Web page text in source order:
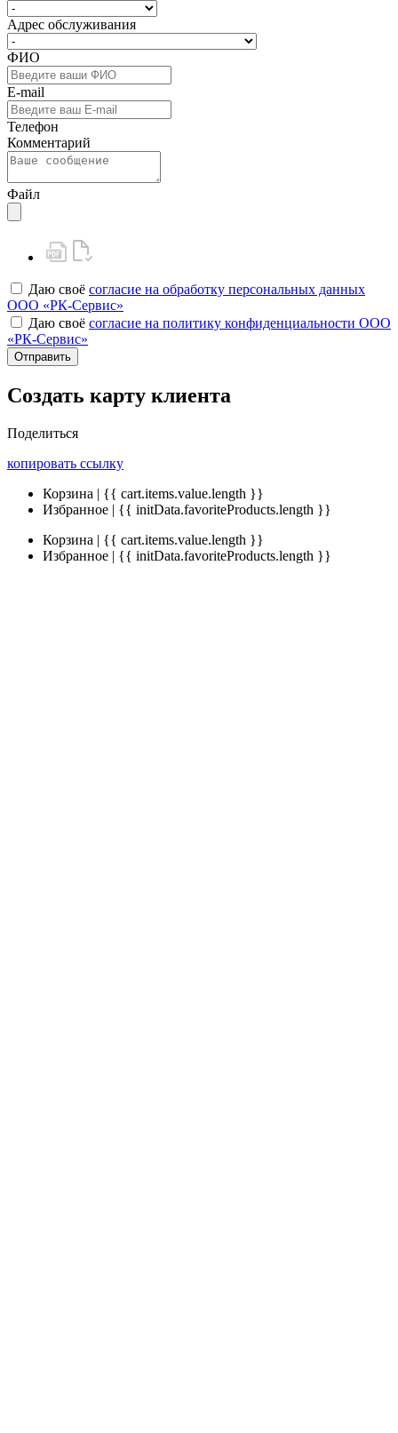
Адрес обслуживания
ФИО
E-mail
Телефон
Комментарий
Файл
Даю своё согласие на обработку персональных данных
ООО «РК-Сервис»
Даю своё согласие на политику конфиденциальности ООО
«РК-Сервис»
Отправить
Создать карту клиента
Поделиться
копировать ссылку
Корзина | {{ cart.items.value.length }}
Избранное | {{ initData.favoriteProducts.length }}
Корзина | {{ cart.items.value.length }}
Избранное | {{ initData.favoriteProducts.length }}